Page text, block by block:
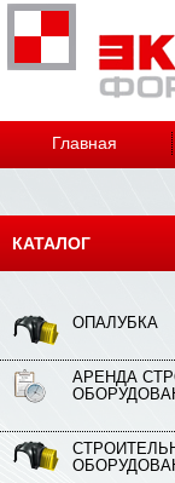
Главная
КАТАЛОГ
ОПАЛУБКА
АРЕНДА